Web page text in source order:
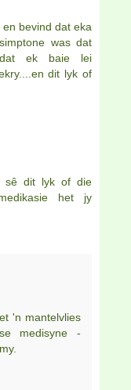
bevind dat eka
was dat
ek baie lei
dit lyk of
sê dit lyk of die
het jy
'n mantelvlies
medisyne -